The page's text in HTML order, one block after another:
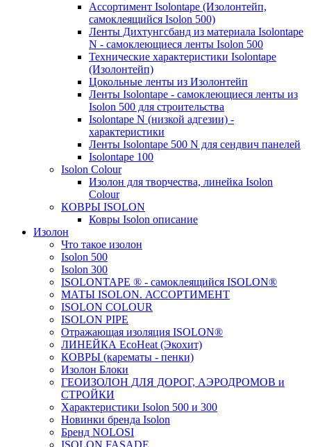
Ассортимент Isolontape (Изолонтейп,
самоклеящийся Isolon 500)
Ленты Дихтунгсбанд из материала Isolontape
N - самоклеющиеся ленты Isolon 500
Технические характеристики Isolontape
(Изолонтейп)
Цокольные ленты из Изолонтейп
Ленты Isolontape - самоклеющиеся ленты из
Isolon 500 для строительства
Isolontape N (низкой адгезии) -
характеристики
Ленты Isolontape 500 N для сендвич панелей
Isolontape 100
Isolon Colour
Изолон для творчества, линейка Isolon
Colour
КОВРЫ ISOLON
Ковры Isolon описание
Изолон
Что такое изолон
Isolon 500
Isolon 300
ISOLONTAPE ® - самоклеящийся ISOLON®
МАТЫ ISOLON. АССОРТИМЕНТ
ISOLON COLOUR
ISOLON PIPE
Отражающая изоляция ISOLON®
ЛИНЕЙКА EcoHeat (Экохит)
КОВРЫ (карематы - пенки)
Изолон Блоки
ГЕОИЗОЛОН ДЛЯ ДОРОГ, АЭРОДРОМОВ и
СТРОЙКИ
Характеристики Isolon 500 и 300
Новинки бренда Isolon
Бренд NOLOSI
ISOLON FASADE